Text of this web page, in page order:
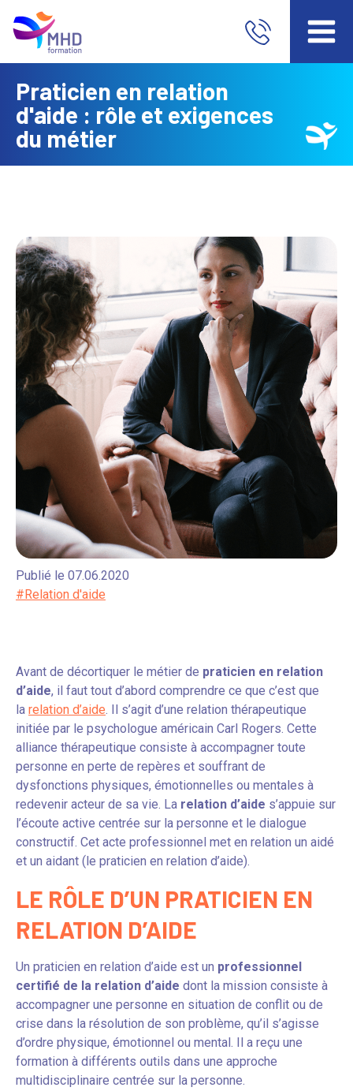
Praticien en relation
d'aide : rôle et exigences
du métier
Publié le 07.06.2020
#Relation d'aide
Avant de décortiquer le métier de praticien en relation
d’aide, il faut tout d’abord comprendre ce que c’est que
la relation d’aide. Il s’agit d’une relation thérapeutique
initiée par le psychologue américain Carl Rogers. Cette
alliance thérapeutique consiste à accompagner toute
personne en perte de repères et souffrant de
dysfonctions physiques, émotionnelles ou mentales à
redevenir acteur de sa vie. La relation d’aide s’appuie sur
l’écoute active centrée sur la personne et le dialogue
constructif. Cet acte professionnel met en relation un aidé
et un aidant (le praticien en relation d’aide).
LE RÔLE D’UN PRATICIEN EN
RELATION D’AIDE
Un praticien en relation d’aide est un professionnel
certifié de la relation d’aide dont la mission consiste à
accompagner une personne en situation de conflit ou de
crise dans la résolution de son problème, qu’il s’agisse
d’ordre physique, émotionnel ou mental. Il a reçu une
formation à différents outils dans une approche
multidisciplinaire centrée sur la personne.